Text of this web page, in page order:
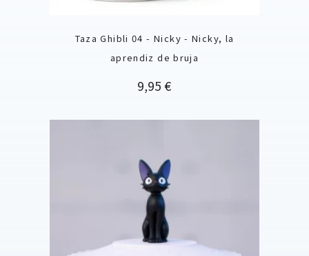
Taza Ghibli 04 - Nicky - Nicky, la
aprendiz de bruja
Precio
9,95 €